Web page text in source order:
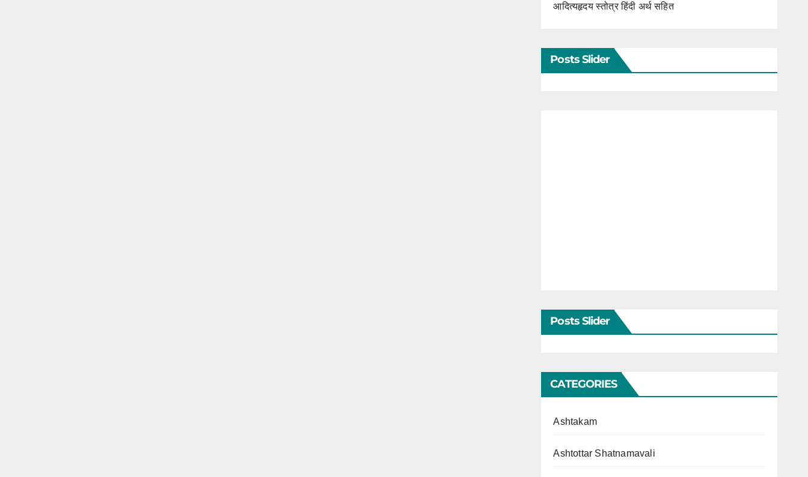
आदित्यहृदय स्तोत्र हिंदी अर्थ सहित
Posts Slider
Posts Slider
CATEGORIES
Ashtakam
Ashtottar Shatnamavali